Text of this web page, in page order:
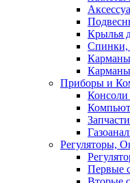
Крылья
Спинки,
Карманы
Приборы и
Регуляторы,
Первые